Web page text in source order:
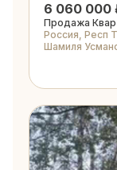
6 060 000
Продажа
Россия, Респ
Шамиля